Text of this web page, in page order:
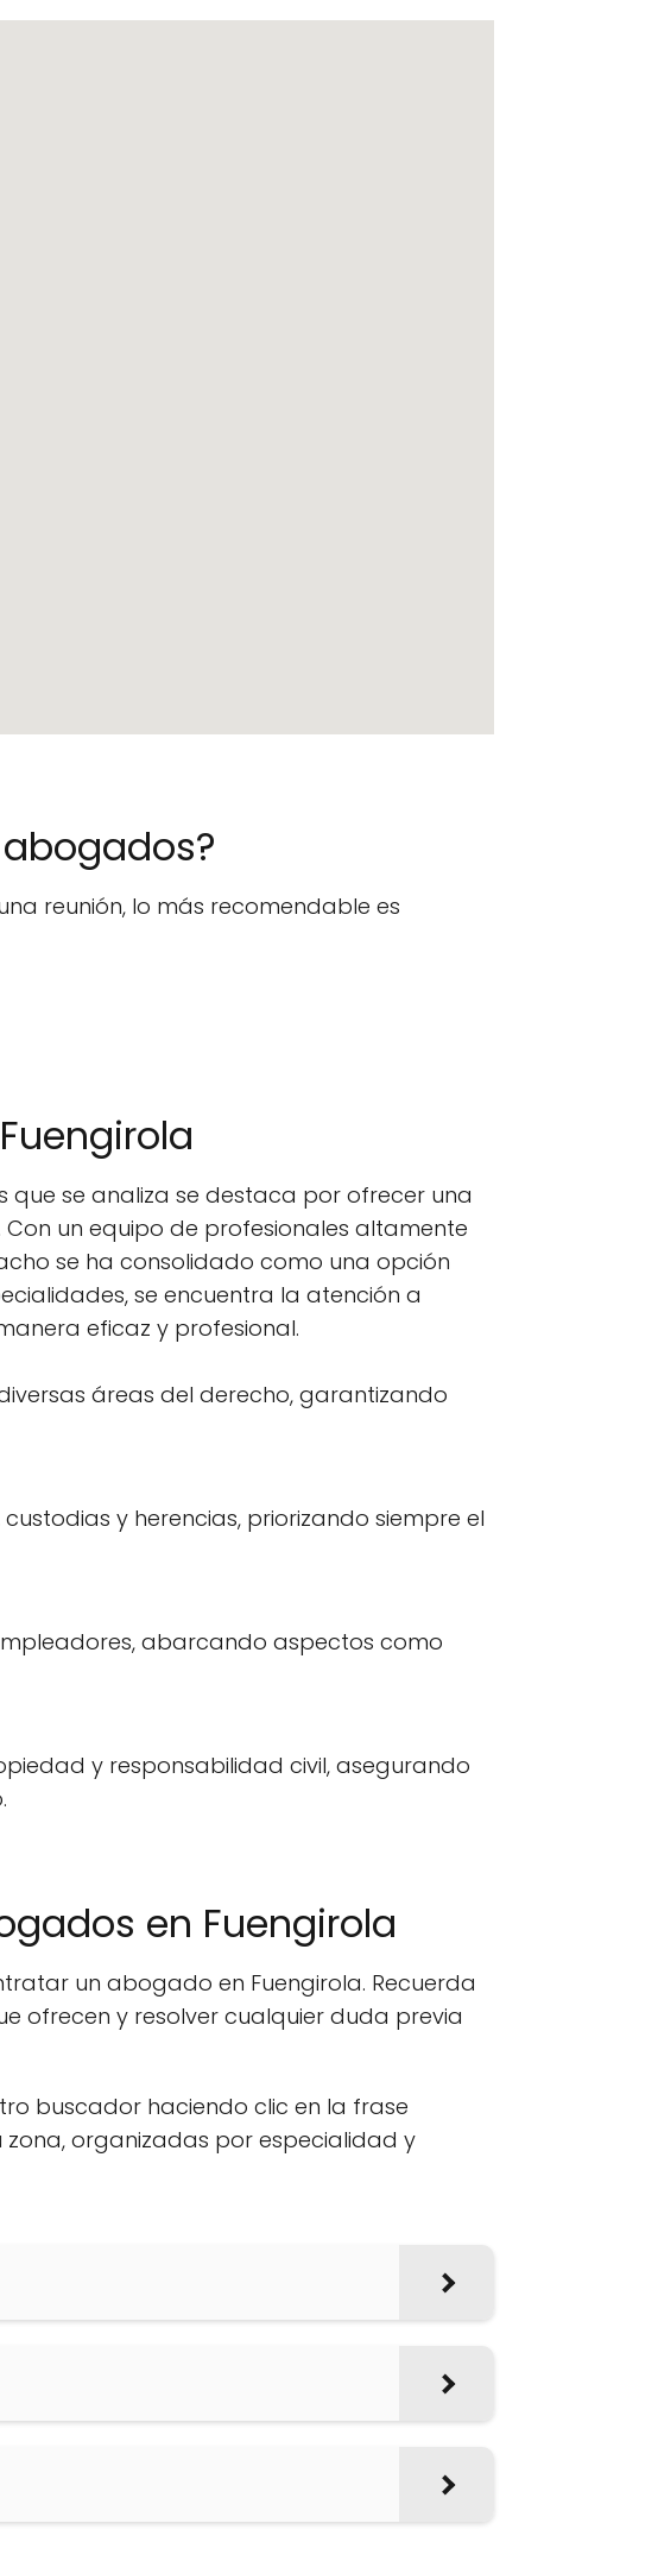
reunión, lo más recomendable es
se analiza se destaca por ofrecer una
un equipo de profesionales altamente
se ha consolidado como una opción
se encuentra la atención a
eficaz y profesional.
áreas del derecho, garantizando
y herencias, priorizando siempre el
abarcando aspectos como
y responsabilidad civil, asegurando
en Fuengirola
un abogado en Fuengirola. Recuerda
ofrecen y resolver cualquier duda previa
buscador haciendo clic en la frase
zona, organizadas por especialidad y